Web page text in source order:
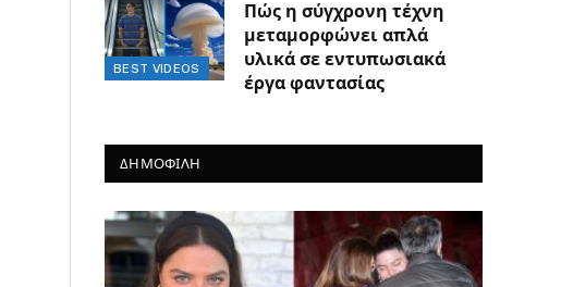
BEST VIDEOS
Πώς η σύγχρονη τέχνη
μεταμορφώνει απλά
υλικά σε εντυπωσιακά
έργα φαντασίας
ΔΗΜΟΦΙΛΗ